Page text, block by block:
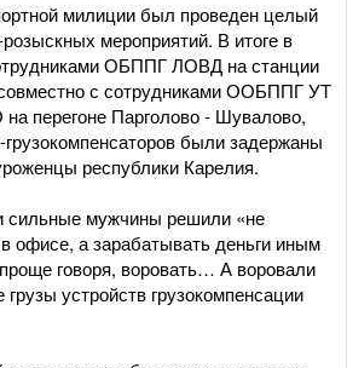
милиции был проведен целый
мероприятий. В итоге в
ОБППГ ЛОВД на станции
с сотрудниками ООБППГ УТ
перегоне Парголово - Шувалово,
были задержаны
республики Карелия.
мужчины решили «не
офисе, а зарабатывать деньги иным
говоря, воровать… А воровали
грузы устройств грузокомпенсации